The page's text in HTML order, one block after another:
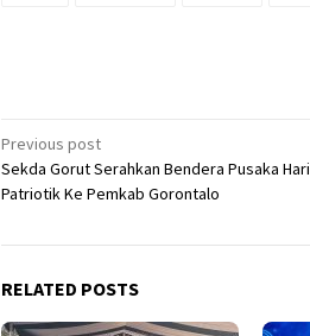
Post
navigation
Previous post
Sekda Gorut Serahkan Bendera Pusaka Hari
Patriotik Ke Pemkab Gorontalo
RELATED POSTS